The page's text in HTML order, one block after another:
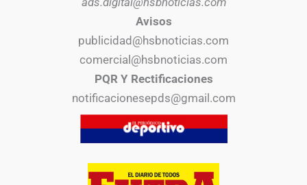
Avisos
publicidad@hsbnoticias.com
comercial@hsbnoticias.com
PQR Y Rectificaciones
notificacionesepds@gmail.com